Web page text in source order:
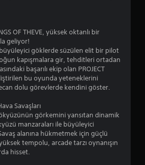
OF THEVE, yüksek oktanlı bir
geliyor!
göklerde süzülen elit bir pilot
kapışmalara gir, tehditleri ortadan
başarılı ekip olan PROJECT
bu oyunda yeteneklerini
dolu görevlerde kendini göster.
Savaşları
görkemini yansıtan dinamik
manzaraları ile büyüleyici
alanına hükmetmek için güçlü
tempolu, arcade tarzı oynanışın
hisset.